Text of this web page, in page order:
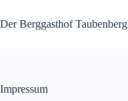
Inhalt
springen
Der Berggasthof Taubenberg
Impressum